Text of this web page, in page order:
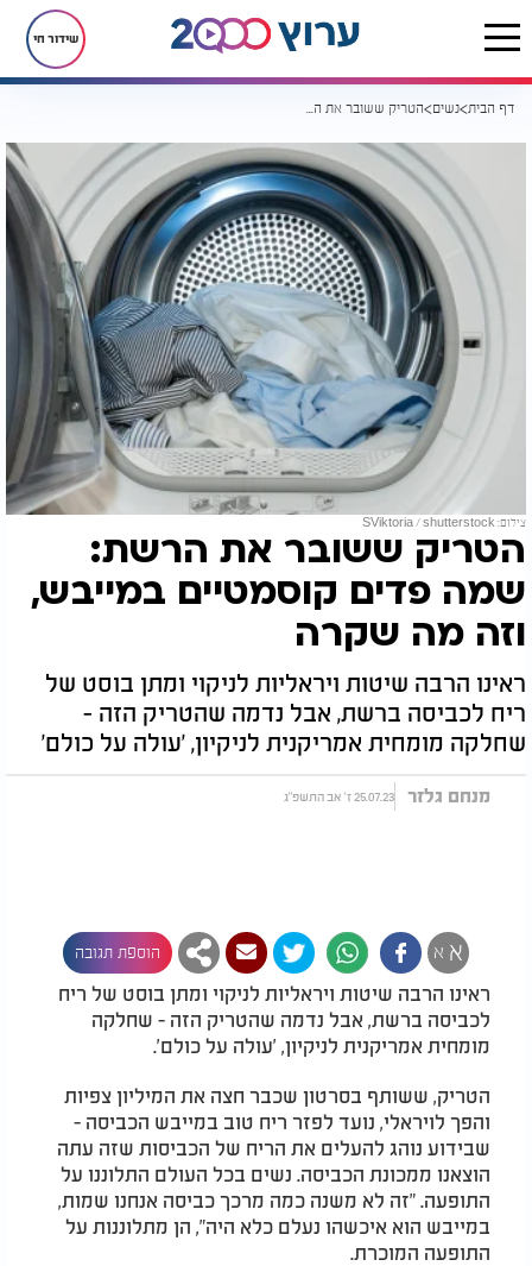
שידור חי
דף הבית נשים הטריק ששובר את הרשת: שמה פדים קוסמטיים במייבש, וזה מה שקרה
צילום: SViktoria / shutterstock
הטריק ששובר את הרשת:
שמה פדים קוסמטיים במייבש,
וזה מה שקרה
ראינו הרבה שיטות ויראליות לניקוי ומתן בוסט של
ריח לכביסה ברשת, אבל נדמה שהטריק הזה -
שחלקה מומחית אמריקנית לניקיון, 'עולה על כולם'
מנחם גלזר 25.07.23 ז' אב התשפ"ג
א א הוספת תגובה
ראינו הרבה שיטות ויראליות לניקוי ומתן בוסט של ריח
לכביסה ברשת, אבל נדמה שהטריק הזה - שחלקה
מומחית אמריקנית לניקיון, 'עולה על כולם'.
הטריק, ששותף בסרטון שכבר חצה את המיליון צפיות
והפך לויראלי, נועד לפזר ריח טוב במייבש הכביסה -
שבידוע נוהג להעלים את הריח של הכביסות שזה עתה
הוצאנו ממכונת הכביסה. נשים בכל העולם התלוננו על
התופעה. "זה לא משנה כמה מרכך כביסה אנחנו שמות,
במייבש הוא איכשהו נעלם כלא היה", הן מתלוננות על
התופעה המוכרת.